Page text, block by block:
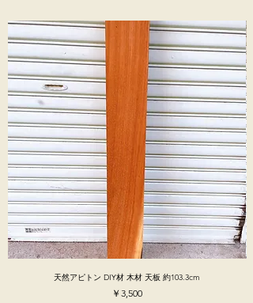
天然アピトン DIY材 木材 天板 約103.3cm
価格
￥3,500